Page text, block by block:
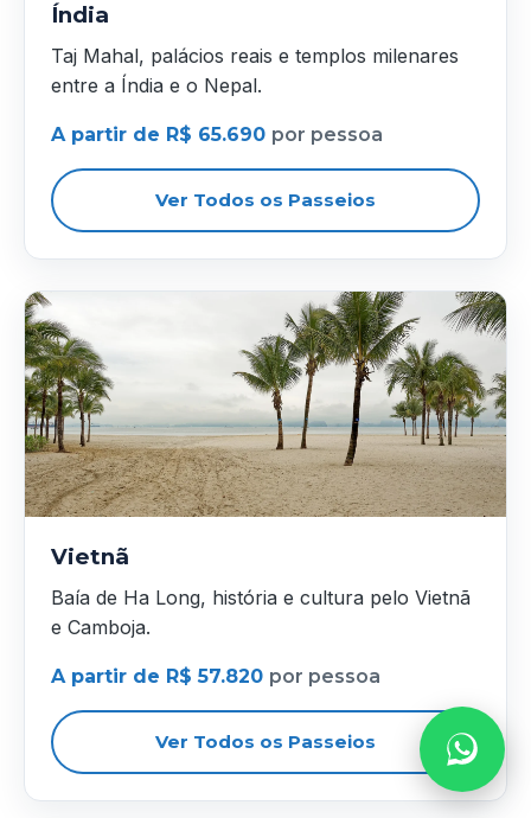
Índia
Taj Mahal, palácios reais e templos milenares
entre a Índia e o Nepal.
A partir de R$ 65.690 por pessoa
Ver Todos os Passeios
Vietnã
Baía de Ha Long, história e cultura pelo Vietnã
e Camboja.
A partir de R$ 57.820 por pessoa
Ver Todos os Passeios